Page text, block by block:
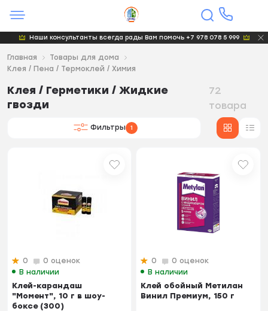
Наши консультанты всегда рады Вам помочь +7 978 078 5 999
Главная
Товары для дома
Клея / Пена / Термоклей / Химия
Клея / Герметики / Жидкие
гвозди
72
товара
Фильтры 1
0
0 оценок
В наличии
Клей-карандаш
"Момент", 10 г в шоу-
боксе (300)
0
0 оценок
В наличии
Клей обойный Метилан
Винил Премиум, 150 г